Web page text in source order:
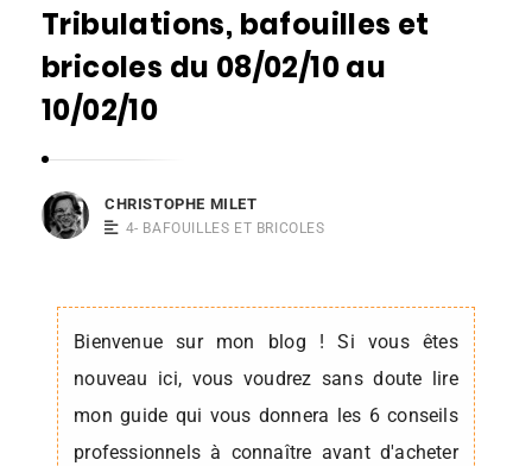
Tribulations, bafouilles et
bricoles du 08/02/10 au
10/02/10
CHRISTOPHE MILET
4- BAFOUILLES ET BRICOLES
Bienvenue sur mon blog ! Si vous êtes
nouveau ici, vous voudrez sans doute lire
mon guide qui vous donnera les 6 conseils
professionnels à connaître avant d'acheter